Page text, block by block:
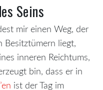
Seins
mir einen Weg, der
Besitztümern liegt,
inneren Reichtums,
bin, dass er in
ist der Tag im